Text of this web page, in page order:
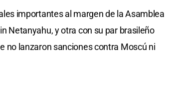
importantes al margen de la Asamblea
Netanyahu, y otra con su par brasileño
no lanzaron sanciones contra Moscú ni